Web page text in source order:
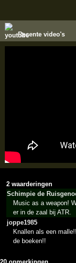
Recente video's
2 waarderingen
Schimpie de
Music as a weapon!
er in de zaal bij ATR.
joppe1985
Knallen als een
de boeken!!